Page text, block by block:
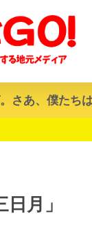
さあ、僕たち
月」